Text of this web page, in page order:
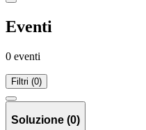
Eventi
0 eventi
Filtri (0)
Soluzione (0)